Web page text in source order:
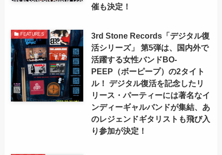
催も決定！
FEATURES
3rd Stone Records「デジタル復
活シリーズ」 第5弾は、国内外で
活躍する女性バンドBO-
PEEP（ボーピープ）の2タイト
ル！ デジタル復活を記念したリ
リース・パーティーには著名なイ
ンディーギャルバンドが集結、あ
のレジェンドギタリストも飛び入
り参加が決定！